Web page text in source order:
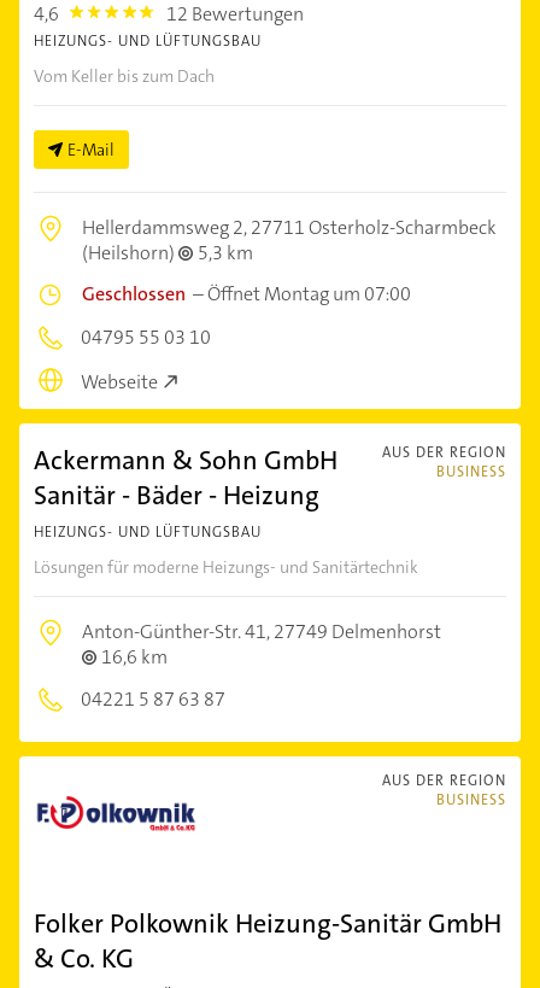
4,6 4.6 12 Bewertungen
HEIZUNGS- UND LÜFTUNGSBAU
Vom Keller bis zum Dach
E-Mail
Hellerdammsweg 2,27711 Osterholz-Scharmbeck
(Heilshorn)
5,3 km
Geschlossen –Öffnet Montag um 07:00
04795 55 03 10
Webseite
AUS DER REGION
BUSINESS
Ackermann & Sohn GmbH
Sanitär - Bäder - Heizung
HEIZUNGS- UND LÜFTUNGSBAU
Lösungen für moderne Heizungs- und Sanitärtechnik
Anton-Günther-Str. 41,27749 Delmenhorst
16,6 km
04221 5 87 63 87
AUS DER REGION
BUSINESS
Folker Polkownik Heizung-Sanitär GmbH
& Co. KG